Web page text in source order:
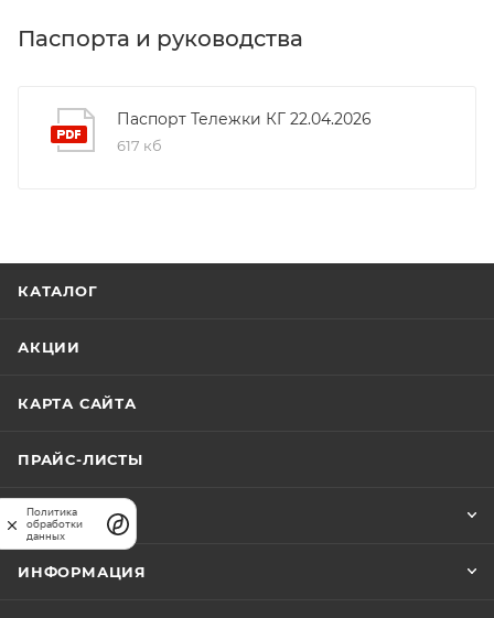
Паспорта и руководства
Паспорт Тележки КГ 22.04.2026
617 кб
КАТАЛОГ
АКЦИИ
КАРТА САЙТА
ПРАЙС-ЛИСТЫ
КОМПАНИЯ
ИНФОРМАЦИЯ
Политика
обработки
данных